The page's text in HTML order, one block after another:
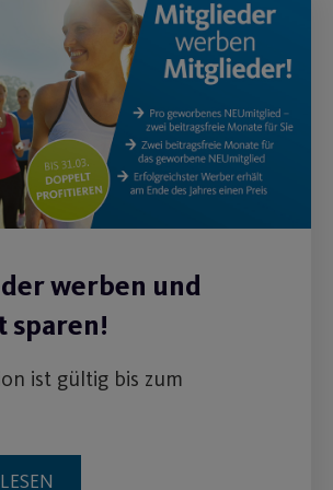
werben und
sparen!
ist gültig bis zum